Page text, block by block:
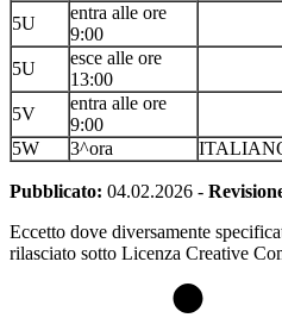
5U
entra alle ore
9:00
5U
esce alle ore
13:00
5V
entra alle ore
9:00
5W
3^ora
Pubblicato: 04.02.2026 -
Eccetto dove diversamente
rilasciato sotto Licenza Creative